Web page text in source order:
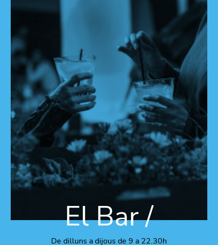
El Bar /
De dilluns a dijous de 9 a 22.30h